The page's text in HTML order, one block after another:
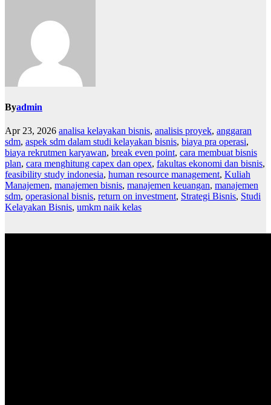
Byadmin
Apr 23, 2026 analisa kelayakan bisnis, analisis proyek, anggaran
sdm, aspek sdm dalam studi kelayakan bisnis, biaya pra operasi,
biaya rekrutmen karyawan, break even point, cara membuat bisnis
plan, cara menghitung capex dan opex, fakultas ekonomi dan bisnis,
feasibility study indonesia, human resource management, Kuliah
Manajemen, manajemen bisnis, manajemen keuangan, manajemen
sdm, operasional bisnis, return on investment, Strategi Bisnis, Studi
Kelayakan Bisnis, umkm naik kelas